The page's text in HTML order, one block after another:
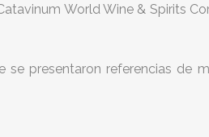
World Wine & Spirits
presentaron referencias de